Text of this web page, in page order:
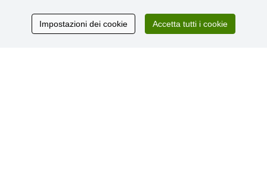
Recensioni
dei clienti
Impostazioni dei cookie Accetta tutti i cookie